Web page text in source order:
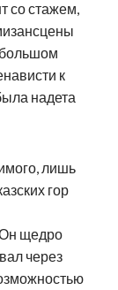
со стажем,
к
надета
лишь
гор
щедро
через